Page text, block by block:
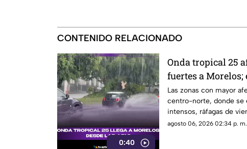
CONTENIDO RELACIONADO
0:40
Onda tropical 25
fuertes a Morelos;
y horas exactas
Las zonas con mayor
centro-norte, donde se
intensos, ráfagas de
áreas montañosas. En
agosto 06, 2026 02:34 p. m.